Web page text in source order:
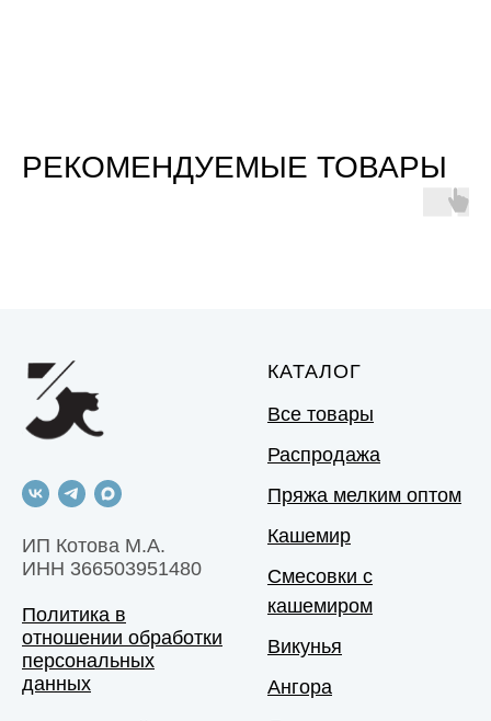
РЕКОМЕНДУЕМЫЕ ТОВАРЫ
ИП Котова М.А.
ИНН 366503951480
Политика в
отношении обработки
персональных
данных
КАТАЛОГ
Все товары
Распродажа
Пряжа мелким оптом
Кашемир
Смесовки с
кашемиром
Викунья
Ангора